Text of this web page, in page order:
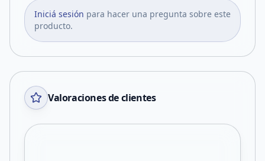
Iniciá sesión para hacer una pregunta sobre este
producto.
Valoraciones de clientes